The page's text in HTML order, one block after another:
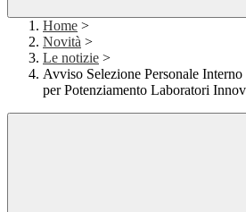
Home >
Novità >
Le notizie >
Avviso Selezione Personale
per Potenziamento Laboratori